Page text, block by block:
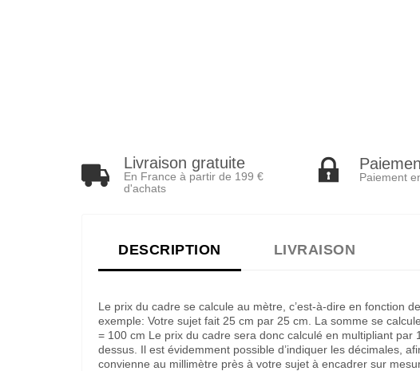
Livraison gratuite
En France à partir de 199 €
d'achats
Paiement
DESCRIPTION LIVRAISON
Le prix du cadre se calcule au mètre, c’est-à-dire en fonction
exemple: Votre sujet fait 25 cm par 25 cm. La somme se
= 100 cm Le prix du cadre sera donc calculé en multipliant par
dessus. Il est évidemment possible d’indiquer les décimales,
convienne au millimètre près à votre sujet à encadrer sur